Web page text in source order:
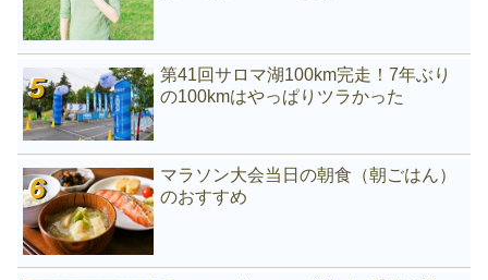
第41回サロマ湖100km完走！7年ぶり
の100kmはやっぱりツラかった
マラソン大会当日の朝食（朝ごはん）
のおすすめ